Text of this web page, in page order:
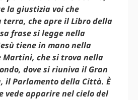
la giustizia voi che
terra, che apre il Libro della
frase si legge nella
tiene in mano nella
Martini, che si trova nella
dove si riuniva il Gran
il Parlamento della Città. È
vede apparire nel cielo del